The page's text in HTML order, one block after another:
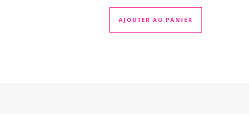
sur 5
AJOUTER AU PANIER